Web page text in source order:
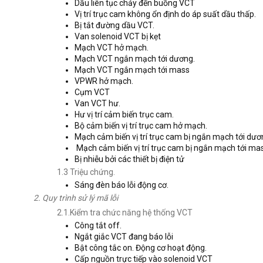
Dầu liên tục chảy đến buồng VCT
Vị trí trục cam không ổn định do áp suất dầu thấp.
Bị tắt đường dầu VCT.
Van solenoid VCT bị kẹt
Mạch VCT hở mạch.
Mạch VCT ngắn mạch tới dương.
Mạch VCT ngắn mạch tới mass
VPWR hở mạch.
Cụm VCT
Van VCT hư.
Hư vị trí cảm biến trục cam.
Bộ cảm biến vị trí trục cam hở mạch.
Mạch cảm biến vị trí trục cam bị ngắn mạch tới
Mạch cảm biến vị trí trục cam bị ngắn mạch tới
Bị nhiễu bởi các thiết bị điện tử
1.3 Triệu chứng.
Sáng đèn báo lỗi động cơ.
2. Quy trình sử lý mã lỗi
2.1.Kiểm tra chức năng hệ thống VCT
Công tắt off.
Ngắt giắc VCT đang báo lỗi
Bật công tắc on. Động cơ hoạt động.
Cấp nguồn trực tiếp vào solenoid VCT